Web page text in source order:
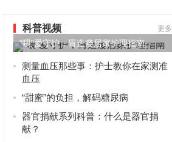
科普视频 更多
“喂”爱守护，胃造瘘居家护理指南
测量血压那些事：护士教你在家测准
血压
“甜蜜”的负担，解码糖尿病
器官捐献系列科普：什么是器官捐
献？